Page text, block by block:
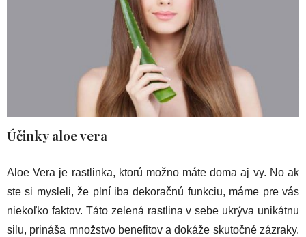
Účinky aloe vera
Aloe Vera je rastlinka, ktorú možno máte doma aj vy. No ak
ste si mysleli, že plní iba dekoračnú funkciu, máme pre vás
niekoľko faktov. Táto zelená rastlina v sebe ukrýva unikátnu
silu, prináša množstvo benefitov a dokáže skutočné zázraky.